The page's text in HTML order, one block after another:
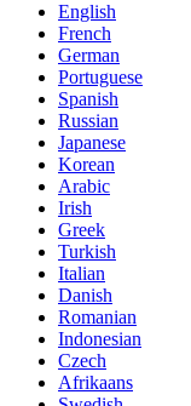
English
French
German
Portuguese
Spanish
Russian
Japanese
Korean
Arabic
Irish
Greek
Turkish
Italian
Danish
Romanian
Indonesian
Czech
Afrikaans